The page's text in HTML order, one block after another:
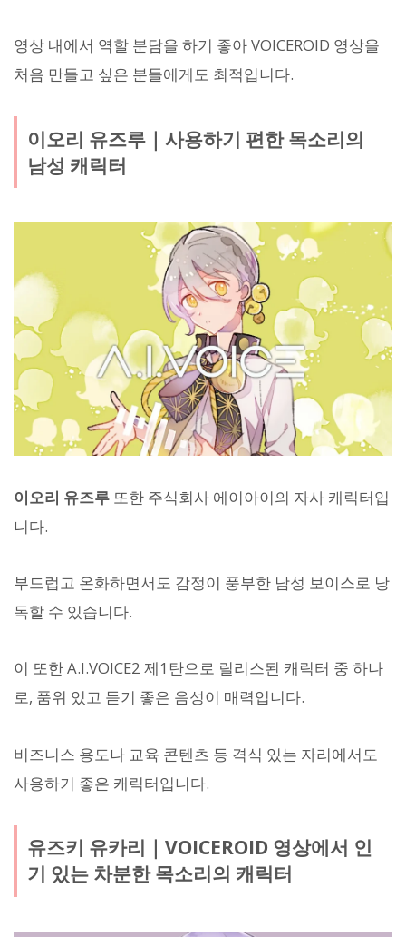
영상 내에서 역할 분담을 하기 좋아 VOICEROID 영상을
처음 만들고 싶은 분들에게도 최적입니다.
이오리 유즈루｜사용하기 편한 목소리의
남성 캐릭터
이오리 유즈루 또한 주식회사 에이아이의 자사 캐릭터입
니다.
부드럽고 온화하면서도 감정이 풍부한 남성 보이스로 낭
독할 수 있습니다.
이 또한 A.I.VOICE2 제1탄으로 릴리스된 캐릭터 중 하나
로, 품위 있고 듣기 좋은 음성이 매력입니다.
비즈니스 용도나 교육 콘텐츠 등 격식 있는 자리에서도
사용하기 좋은 캐릭터입니다.
유즈키 유카리｜VOICEROID 영상에서 인
기 있는 차분한 목소리의 캐릭터